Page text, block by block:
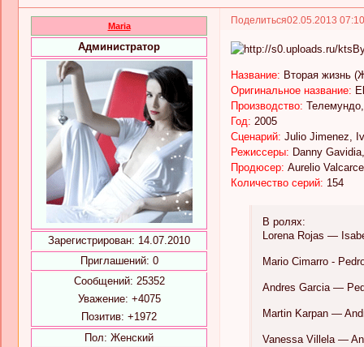
Поделиться02.05.2013
Maria
Администратор
Зарегистрирован: 14.07.2010
Приглашений: 0
Сообщений: 25352
Уважение: +4075
Позитив: +1972
Пол: Женский
Название: Вторая жизнь
Оригинальное название:
Производство: Телемундо,
Год: 2005
Сценарий: Julio Jimenez,
Режиссеры: Danny
Продюсер: Aurelio
Количество cерий: 154
В ролях:
Lorena Rojas —
Mario Cimarro -
Andres Garcia —
Martin Karpan —
Vanessa Villela —